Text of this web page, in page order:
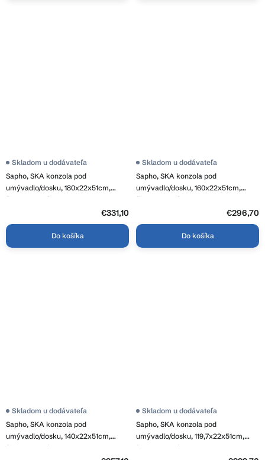
Sapho, SKA konzola pod
umývadlo/dosku, 180x22x51cm,
čierna matná, SKA880
Skladom u dodávateľa
€331,10
Do košíka
Sapho, SKA konzola pod
umývadlo/dosku, 160x22x51cm,
čierna matná, SKA860
Skladom u dodávateľa
€296,70
Do košíka
Sapho, SKA konzola pod
umývadlo/dosku, 140x22x51cm,
čierna matná, SKA840
Skladom u dodávateľa
Sapho, SKA konzola pod
umývadlo/dosku, 119,7x22x51cm,
čierna matná, SKA820
Skladom u dodávateľa